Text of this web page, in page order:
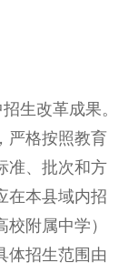
生改革成果。
严格按照教育
准、批次和方
在本县域内招
附属中学）
体招生范围由